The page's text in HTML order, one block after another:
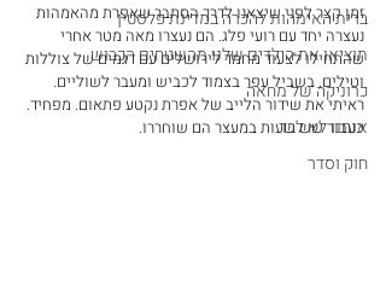
ברית האימהות להכרה במדינת פלסטין
תוציאו את הילדים שלנו מהשטחים הכבוש
כרוניקה של מחאה
אנחנו לא לבד
חוק וסדר
זמן קצר לפני שיצאנו לדרך הסתבר שאפרת מהאמהות
נעצרה יחד עם רועי פלג. הם נעצרו מאה מטר אחרי
שהתחילו לצעוד מחמד לירושלים עם דגמים של צוללות
וטילים, בשביל עפר בצמוד לכביש ומעבר לשוליים.
ראיתי את שידור הלייב של אפרת נקטע פתאום. מפחיד.
כעבור שש שעות במעצר הם שוחררו.